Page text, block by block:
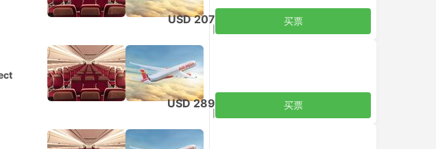
USD 207 买票
USD 289 买票